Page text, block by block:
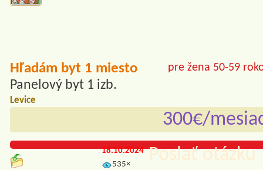
pre žena 50-59
Hľadám byt 1 miesto
Panelový byt 1 izb.
Levice
300€/
Poslať otázku
18.10.2024
535×